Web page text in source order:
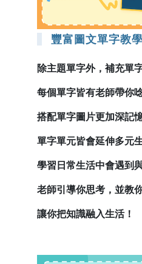
豐富圖文單字教學
除主題單字外，補充單
每個單字皆有老師帶你
搭配單字圖片更加深記憶
單字單元皆會延伸多元
學習日常生活中會遇到
老師引導你思考，並教
讓你把知識融入生活！